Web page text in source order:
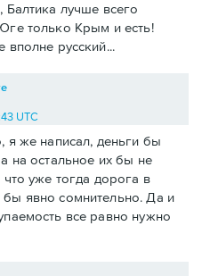
Балтика лучше всего
только Крым и есть!
вполне русский...
UTC
я же написал, деньги бы
на остальное их бы не
что уже тогда дорога в
явно сомнительно. Да и
все равно нужно